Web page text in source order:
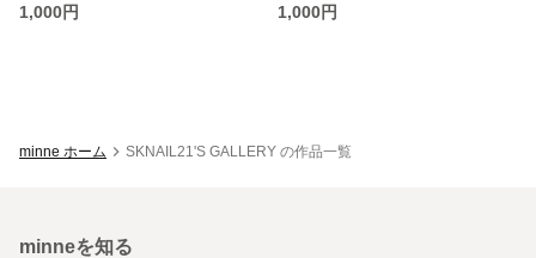
1,000円
1,000円
minne ホーム SKNAIL21'S GALLERY の作品一覧
minneを知る